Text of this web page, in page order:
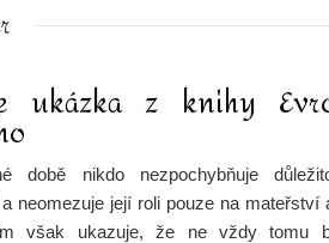
ukázka z knihy
době nikdo nezpochybňuje
neomezuje její roli pouze na mateřství
však ukazuje, že ne vždy tomu